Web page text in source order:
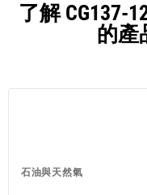
了解 CG137-
的產
石油與天然氣